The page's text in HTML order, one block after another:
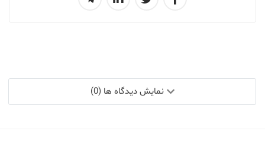
نمایش دیدگاه ها (0)